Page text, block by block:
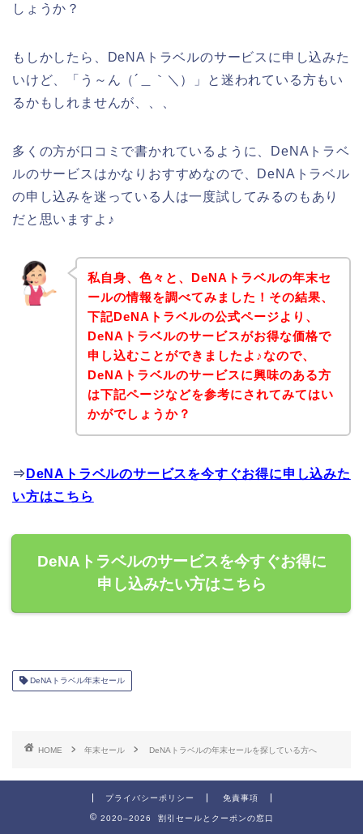
しょうか？
もしかしたら、DeNAトラベルのサービスに申し込みた
いけど、「う～ん（´＿｀＼）」と迷われている方もい
るかもしれませんが、、、
多くの方が口コミで書かれているように、DeNAトラベ
ルのサービスはかなりおすすめなので、DeNAトラベル
の申し込みを迷っている人は一度試してみるのもあり
だと思いますよ♪
私自身、色々と、DeNAトラベルの年末セ
ールの情報を調べてみました！その結果、
下記DeNAトラベルの公式ページより、
DeNAトラベルのサービスがお得な価格で
申し込むことができましたよ♪なので、
DeNAトラベルのサービスに興味のある方
は下記ページなどを参考にされてみてはい
かがでしょうか？
⇒ DeNAトラベルのサービスを今すぐお得に申し込みた
い方はこちら
DeNAトラベルのサービスを今すぐお得に
申し込みたい方はこちら
DeNAトラベル年末セール
HOME 年末セール DeNAトラベルの年末セールを探している方へ
プライバシーポリシー 免責事項
2020–2026 割引セールとクーポンの窓口